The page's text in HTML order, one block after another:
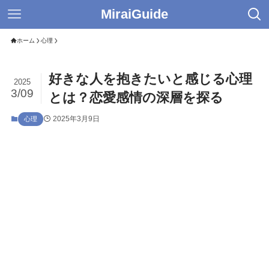
MiraiGuide
ホーム 心理
好きな人を抱きたいと感じる心理
とは？恋愛感情の深層を探る
2025
3/09
心理 2025年3月9日